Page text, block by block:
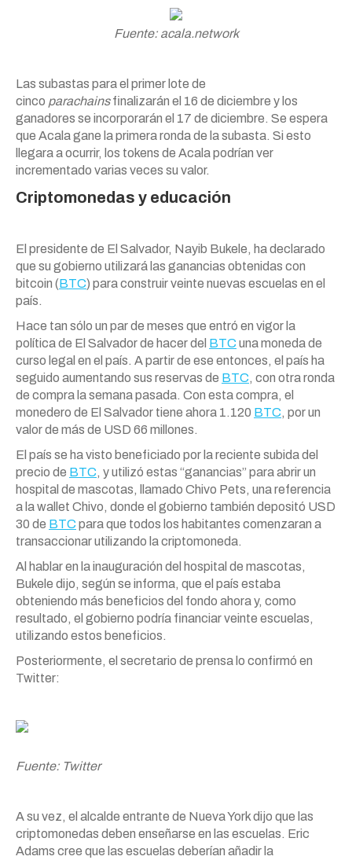
Fuente: acala.network
Las subastas para el primer lote de
cinco parachainsfinalizarán el 16 de diciembre y los
ganadores se incorporarán el 17 de diciembre. Se espera
que Acala gane la primera ronda de la subasta. Si esto
llegara a ocurrir, los tokens de Acala podrían ver
incrementado varias veces su valor.
Criptomonedas y educación
El presidente de El Salvador, Nayib Bukele, ha declarado
que su gobierno utilizará las ganancias obtenidas con
bitcoin (BTC) para construir veinte nuevas escuelas en el
país.
Hace tan sólo un par de meses que entró en vigor la
política de El Salvador de hacer del BTC una moneda de
curso legal en el país. A partir de ese entonces, el país ha
seguido aumentando sus reservas de BTC, con otra ronda
de compra la semana pasada. Con esta compra, el
monedero de El Salvador tiene ahora 1.120 BTC, por un
valor de más de USD 66 millones.
El país se ha visto beneficiado por la reciente subida del
precio de BTC, y utilizó estas “ganancias” para abrir un
hospital de mascotas, llamado Chivo Pets, una referencia
a la wallet Chivo, donde el gobierno también depositó USD
30 de BTC para que todos los habitantes comenzaran a
transaccionar utilizando la criptomoneda.
Al hablar en la inauguración del hospital de mascotas,
Bukele dijo, según se informa, que el país estaba
obteniendo más beneficios del fondo ahora y, como
resultado, el gobierno podría financiar veinte escuelas,
utilizando estos beneficios.
Posteriormente, el secretario de prensa lo confirmó en
Twitter:
Fuente: Twitter
A su vez, el alcalde entrante de Nueva York dijo que las
criptomonedas deben enseñarse en las escuelas. Eric
Adams cree que las escuelas deberían añadir la